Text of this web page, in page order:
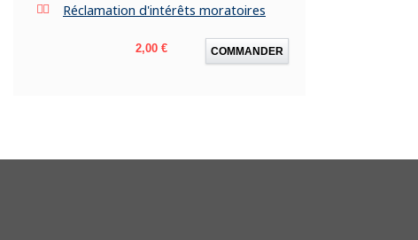
Réclamation d'intérêts moratoires
Prix
2,00 € COMMANDER